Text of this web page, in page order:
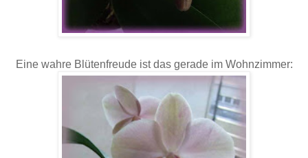
Eine wahre Blütenfreude ist das gerade im Wohnzimmer: